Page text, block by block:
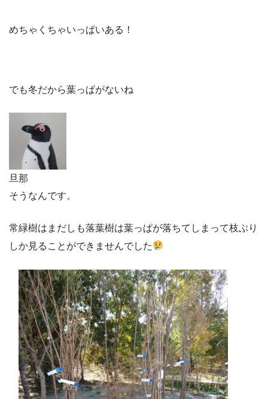
めちゃくちゃいっぱいある！
でも冬だから葉っぱがないね
旦那
そうなんです。
常緑樹はまだしも落葉樹は葉っぱが落ちてしまって枝ぶり
しか見ることができませんでした